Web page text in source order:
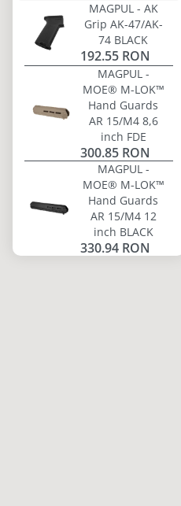
MAGPUL - AK
Grip AK-47/AK-
74 BLACK
192.55 RON
MAGPUL -
MOE® M-LOK™
Hand Guards
AR 15/M4 8,6
inch FDE
300.85 RON
MAGPUL -
MOE® M-LOK™
Hand Guards
AR 15/M4 12
inch BLACK
330.94 RON